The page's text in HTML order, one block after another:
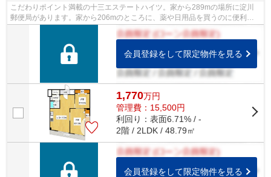
こだわりポイント満載の十三エステートハイツ。家から289mの場所に淀川
郵便局があります。家から206mのところに、薬や日用品を買うのに便利な
ダイコクドラッグ 十三筋店があります。電...
会員登録をして限定物件を見る
1,770万円
管理費：15,500円
利回り：表面6.71% / -
2階 / 2LDK / 48.79㎡
会員登録をして限定物件を見る